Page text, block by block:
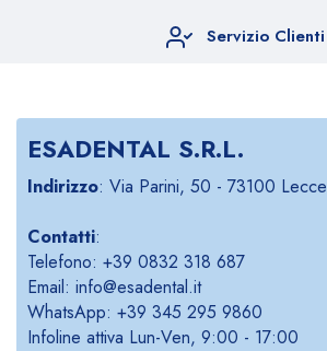
Servizio Clienti
ESADENTAL S.R.L.
Indirizzo: Via Parini, 50 - 73100 Lecce
Contatti:
Telefono: +39 0832 318 687
Email: info@esadental.it
WhatsApp: +39 345 295 9860
Infoline attiva Lun-Ven, 9:00 - 17:00